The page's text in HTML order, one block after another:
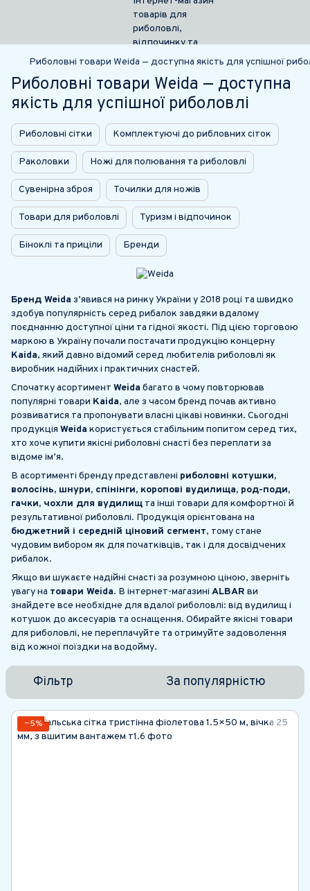
Риболовні товари Weida — доступна якість для успішної
Риболовні товари Weida — доступна
якість для успішної риболовлі
Риболовні сітки Комплектуючі до рибловних сіток
Раколовки Ножі для полювання та риболовлі
Сувенірна зброя Точилки для ножів
Товари для риболовлі Туризм і відпочинок
Біноклі та приціли Бренди
Бренд Weida з’явився на ринку України у 2018 році та швидко
здобув популярність серед рибалок завдяки вдалому
поєднанню доступної ціни та гідної якості. Під цією торговою
маркою в Україну почали постачати продукцію концерну
Kaida, який давно відомий серед любителів риболовлі як
виробник надійних і практичних снастей.
Спочатку асортимент Weida багато в чому повторював
популярні товари Kaida, але з часом бренд почав активно
розвиватися та пропонувати власні цікаві новинки. Сьогодні
продукція Weida користується стабільним попитом серед тих,
хто хоче купити якісні риболовні снасті без переплати за
відоме ім’я.
В асортименті бренду представлені риболовні котушки,
волосінь, шнури, спінінги, коропові вудилища, род-поди,
гачки, чохли для вудилищ та інші товари для комфортної й
результативної риболовлі. Продукція орієнтована на
бюджетний і середній ціновий сегмент, тому стане
чудовим вибором як для початківців, так і для досвідчених
рибалок.
Якщо ви шукаєте надійні снасті за розумною ціною, зверніть
увагу на товари Weida. В інтернет-магазині ALBAR ви
знайдете все необхідне для вдалої риболовлі: від вудилищ і
котушок до аксесуарів та оснащення. Обирайте якісні товари
для риболовлі, не переплачуйте та отримуйте задоволення
від кожної поїздки на водойму.
Фільтр За популярністю
−5%